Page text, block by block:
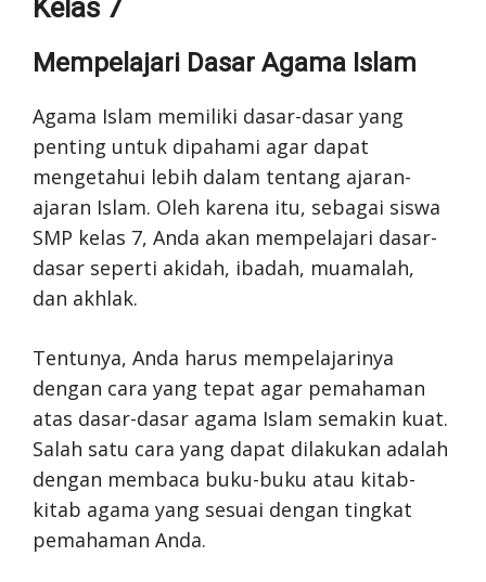
Kelas 7
Mempelajari Dasar Agama Islam
Agama Islam memiliki dasar-dasar yang
penting untuk dipahami agar dapat
mengetahui lebih dalam tentang ajaran-
ajaran Islam. Oleh karena itu, sebagai siswa
SMP kelas 7, Anda akan mempelajari dasar-
dasar seperti akidah, ibadah, muamalah,
dan akhlak.
Tentunya, Anda harus mempelajarinya
dengan cara yang tepat agar pemahaman
atas dasar-dasar agama Islam semakin kuat.
Salah satu cara yang dapat dilakukan adalah
dengan membaca buku-buku atau kitab-
kitab agama yang sesuai dengan tingkat
pemahaman Anda.